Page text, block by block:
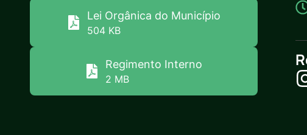
Lei Orgânica do Município
504 KB
Regimento Interno
2 MB